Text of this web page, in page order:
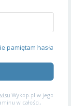
pamiętam hasła
Wykop.pl w jego
w całości,